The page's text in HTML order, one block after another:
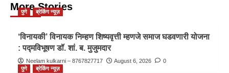
More Stories
पुणे ब्रेकिंग न्यूज़
‘विनायकी’ विनायक निम्हण शिष्यवृत्ती म्हणजे समाज घडवणारी योजना
: पद्मविभूषण डॉ. शां. ब. मुजुमदार
Neelam kulkarni – 8767827717 August 6, 2026
0
पुणे
ब्रेकिंग न्यूज़